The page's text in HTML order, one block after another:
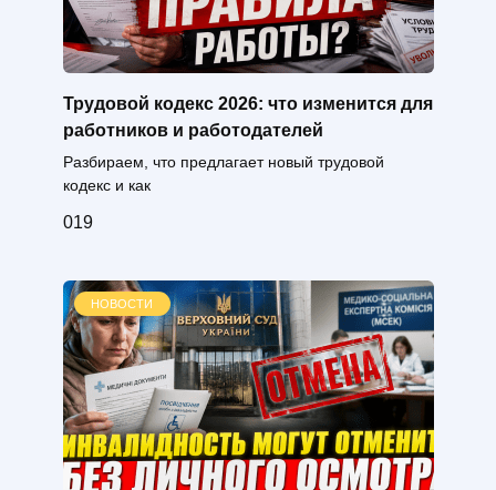
Трудовой кодекс 2026: что изменится для
работников и работодателей
Разбираем, что предлагает новый трудовой
кодекс и как
019
НОВОСТИ